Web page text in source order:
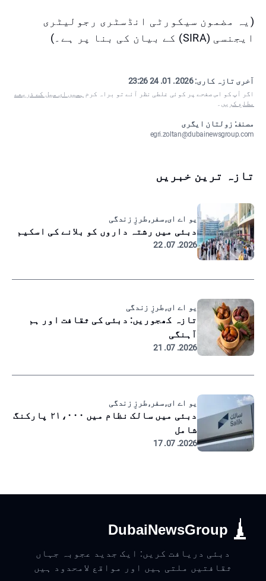
(یہ مضمون سیکورٹی انڈسٹری رجولیٹری
ایجنسی (SIRA) کے بیان کی بنا پر ہے۔)
آخری تازہ کاری:2026. 01. 24 23:26
اگر آپ کو اس صفحے پر کوئی غلطی نظر آئے تو براہ کرم ہمیں ای میل کے ذریعے
مطلع کریں ۔
مصنف: زولتان ایگری
egri.zoltan@dubainewsgroup.com
تازہ ترین خبریں
یو اے ای, سفر, طرزِ زندگی
دبئی میں رشتہ داروں کو بلانے کی اسکیم
2026. 07. 22
یو اے ای, طرزِ زندگی
تازہ کھجوریں: دبئی کی ثقافت اور ہم
آہنگی
2026. 07. 21
یو اے ای, سفر, طرزِ زندگی
دبئی میں سالک نظام میں ۲۱،۰۰۰ پارکنگ
شامل
2026. 07. 17
DubaiNewsGroup
دبئی دریافت کریں: ایک جدید عجوبہ جہاں
ثقافتیں ملتی ہیں اور مواقع لامحدود ہیں